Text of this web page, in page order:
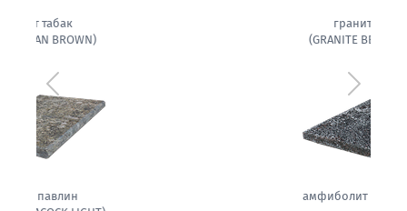
Предыдущий